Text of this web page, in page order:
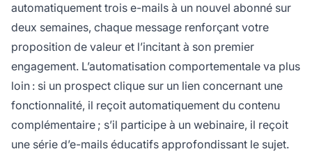
automatiquement trois e-mails à un nouvel abonné sur
deux semaines, chaque message renforçant votre
proposition de valeur et l’incitant à son premier
engagement. L’automatisation comportementale va plus
loin : si un prospect clique sur un lien concernant une
fonctionnalité, il reçoit automatiquement du contenu
complémentaire ; s’il participe à un webinaire, il reçoit
une série d’e-mails éducatifs approfondissant le sujet.